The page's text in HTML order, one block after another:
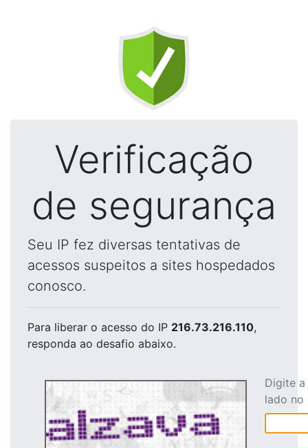
Verificação
de segurança
Seu IP fez diversas tentativas de
acessos suspeitos a sites hospedados
conosco.
Para liberar o acesso do IP 216.73.216.110,
responda ao desafio abaixo.
Digite
lado no